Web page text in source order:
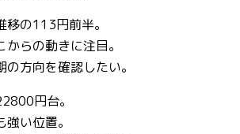
移の113円前半。
らの動きに注目。
方向を確認したい。
円台。
い位置。